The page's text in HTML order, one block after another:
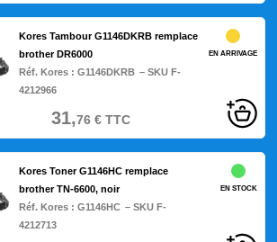
Kores Tambour G1146DKRB remplace
brother DR6000
Réf. Kores : G1146DKRB – SKU F-
4212966
EN ARRIVAGE
31,76€TTC
Kores Toner G1146HC remplace
brother TN-6600, noir
Réf. Kores : G1146HC – SKU F-
4212713
EN STOCK